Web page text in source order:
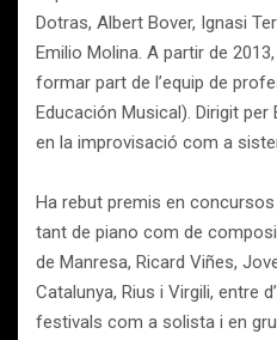
Dotras, Albert Bover, Ignasi
Emilio Molina. A partir de
formar part de l’equip de
Educación Musical). Dirigit per
en la improvisació com a
Ha rebut premis en
tant de piano com de
de Manresa, Ricard Viñes,
Catalunya, Rius i Virgili, entre
festivals com a solista i en